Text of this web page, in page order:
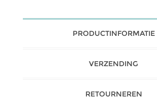
PRODUCTINFORMATIE
VERZENDING
RETOURNEREN